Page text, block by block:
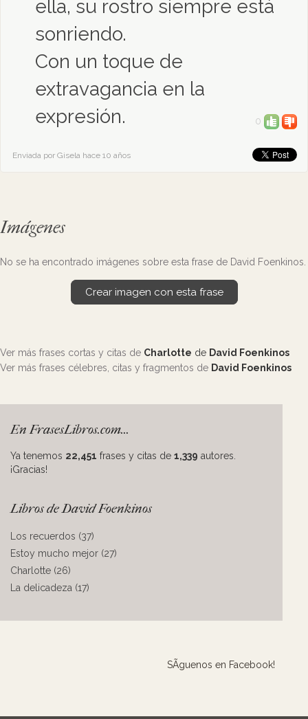
ella, su rostro siempre está
sonriendo.
Con un toque de
extravagancia en la
expresión.
0
Enviada por Gisela hace 10 años
Imágenes
No se ha encontrado imágenes sobre esta frase de David Foenkinos.
Crear imagen con esta frase
Ver más frases cortas y citas de Charlotte de David Foenkinos
Ver más frases célebres, citas y fragmentos de David Foenkinos
En FrasesLibros.com...
Ya tenemos 22,451 frases y citas de 1,339 autores.
¡Gracias!
Libros de David Foenkinos
Los recuerdos (37)
Estoy mucho mejor (27)
Charlotte (26)
La delicadeza (17)
SÃ­guenos en Facebook!